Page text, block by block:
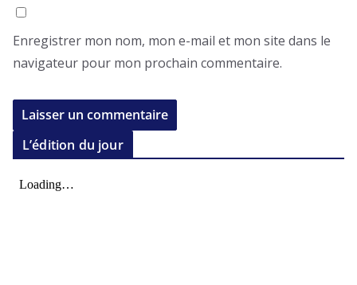
Enregistrer mon nom, mon e-mail et mon site dans le
navigateur pour mon prochain commentaire.
L’édition du jour